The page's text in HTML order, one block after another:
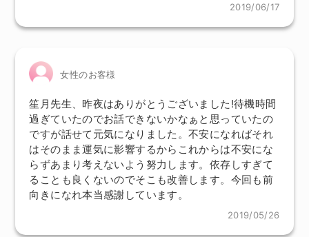
2019/06/17
女性のお客様
笙月先生、昨夜はありがとうございました!待機時間
過ぎていたのでお話できないかなぁと思っていたの
ですが話せて元気になりました。不安になればそれ
はそのまま運気に影響するからこれからは不安にな
らずあまり考えないよう努力します。依存しすぎて
ることも良くないのでそこも改善します。今回も前
向きになれ本当感謝しています。
2019/05/26